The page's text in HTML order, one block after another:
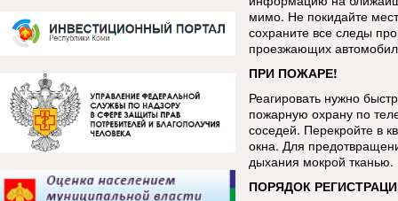
мимо. Не покидайте
сохраните все следы
проезжающих
ПРИ ПОЖАРЕ!
Реагировать нужно
пожарную охрану по
соседей. Перекройте в
окна. Для
дыхания мокрой тканью.
ПОРЯДОК